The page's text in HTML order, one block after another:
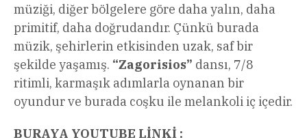
müziği, diğer bölgelere göre daha yalın, daha
primitif, daha doğrudandır. Çünkü burada
müzik, şehirlerin etkisinden uzak, saf bir
şekilde yaşamış. “Zagorisios” dansı, 7/8
ritimli, karmaşık adımlarla oynanan bir
oyundur ve burada coşku ile melankoli iç içedir.
BURAYA YOUTUBE LİNKİ :